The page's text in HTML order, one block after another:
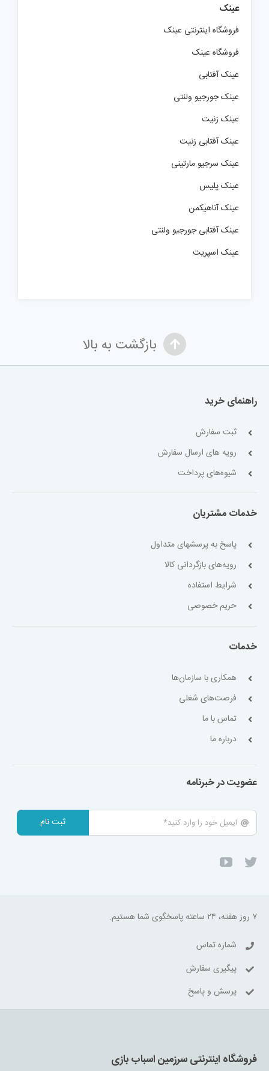
عینک
فروشگاه اینترنتی عینک
فروشگاه عینک
عینک آفتابی
عینک جورجیو ولنتی
عینک زنیت
عینک آفتابی زنیت
عینک سرجیو مارتینی
عینک پلیس
عینک آناهیکمن
عینک آفتابی جورجیو ولنتی
عینک اسپریت
بازگشت به بالا
راهنمای خرید
ثبت سفارش
رویه های ارسال سفارش
شیوه‌های پرداخت
خدمات مشتریان
پاسخ به پرسشهای متداول
رویه‌های بازگردانی کالا
شرایط استفاده
حریم خصوصی
خدمات
همکاری با سازمان‌ها
فرصت‌های شغلی
تماس با ما
درباره ما
عضویت در خبرنامه
ثبت نام
۷ روز هفته، ۲۴ ساعته پاسخگوی شما هستیم.
شماره تماس
پیگیری سفارش
پرسش و پاسخ
فروشگاه اینترنتی سرزمین اسباب بازی